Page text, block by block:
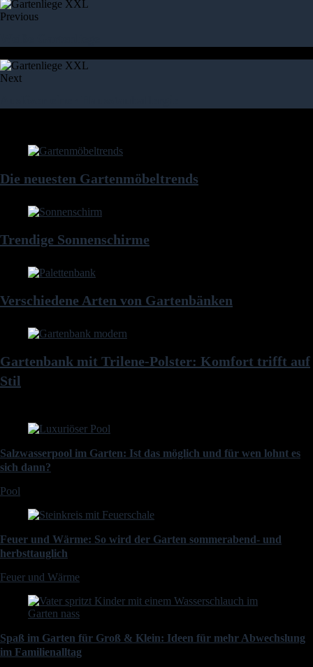
Previous
Next
Die neuesten Gartenmöbeltrends
Trendige Sonnenschirme
Verschiedene Arten von Gartenbänken
Gartenbank mit Trilene-Polster: Komfort trifft auf
Stil
Salzwasserpool im Garten: Ist das möglich und für wen lohnt es
sich dann?
Pool
Feuer und Wärme: So wird der Garten sommerabend- und
herbsttauglich
Feuer und Wärme
Spaß im Garten für Groß & Klein: Ideen für mehr Abwechslung
im Familienalltag